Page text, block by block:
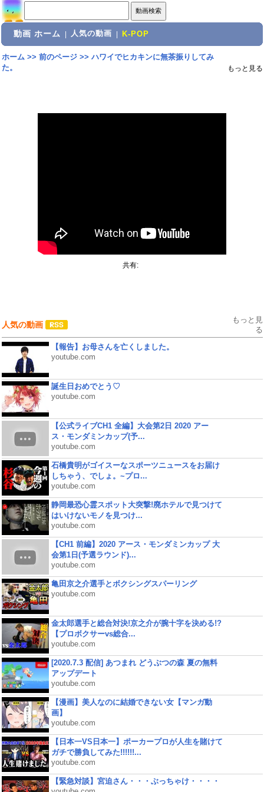
動画 ホーム 人気の動画 K-POP
ホーム>> 前のページ>> ハワイでヒカキンに無茶振りしてみ
た。
もっと見る
共有:
人気の動画
もっと見
る
【報告】お母さんを亡くしました。
youtube.com
誕生日おめでとう♡
youtube.com
【公式ライブCH1 全編】大会第2日 2020 アー
ス・モンダミンカップ(予...
youtube.com
石橋貴明がゴイスーなスポーツニュースをお届け
しちゃう、でしょ。~プロ...
youtube.com
静岡最恐心霊スポット大突撃!廃ホテルで見つけて
はいけないモノを見つけ...
youtube.com
【CH1 前編】2020 アース・モンダミンカップ 大
会第1日(予選ラウンド)...
youtube.com
亀田京之介選手とボクシングスパーリング
youtube.com
金太郎選手と総合対決!京之介が腕十字を決める!?
【プロボクサーvs総合...
youtube.com
[2020.7.3 配信] あつまれ どうぶつの森 夏の無料
アップデート
youtube.com
【漫画】美人なのに結婚できない女【マンガ動
画】
youtube.com
【日本一VS日本一】ポーカープロが人生を賭けて
ガチで勝負してみた!!!!!!...
youtube.com
【緊急対談】宮迫さん・・・ぶっちゃけ・・・・